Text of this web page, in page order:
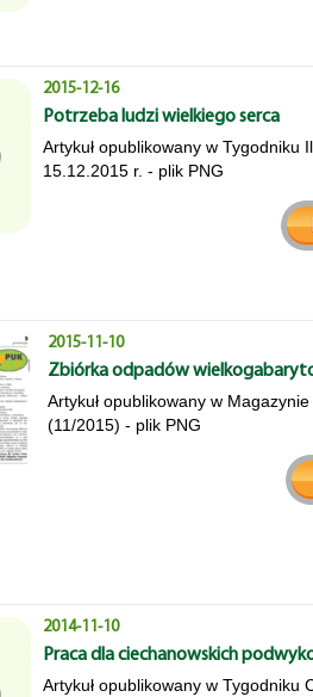
2015-12-16
Potrzeba ludzi wielkiego serca
Artykuł opublikowany w Tygodniku
15.12.2015 r. - plik PNG
2015-11-10
Zbiórka odpadów
Artykuł opublikowany w
(11/2015) - plik PNG
2014-11-10
Praca dla ciechanowskich
Artykuł opublikowany w Tygodniku